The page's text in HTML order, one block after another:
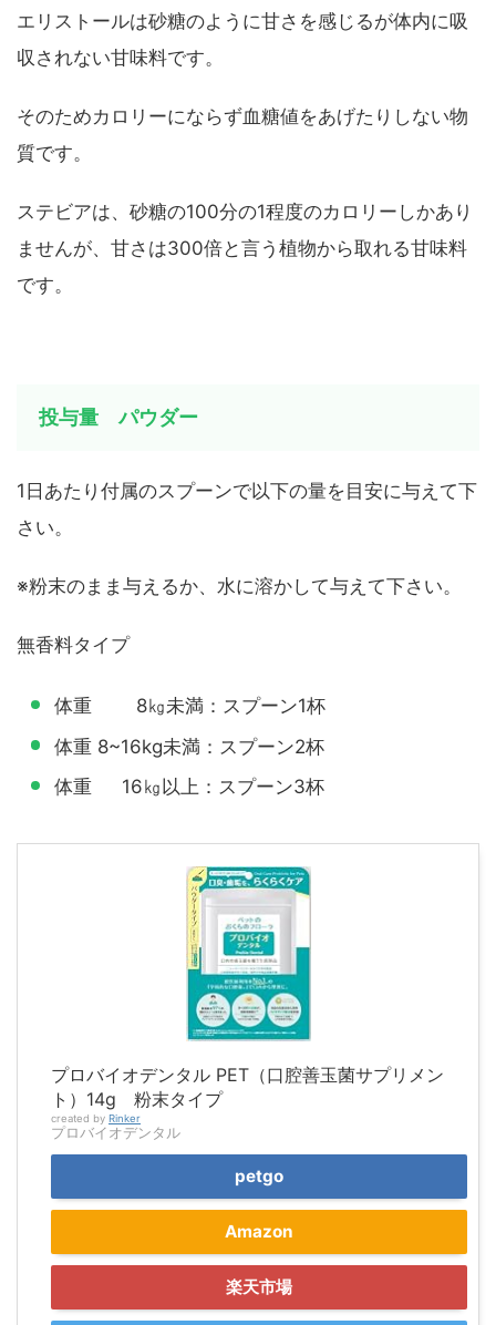
エリストールは砂糖のように甘さを感じるが体内に吸
収されない甘味料です。
そのためカロリーにならず血糖値をあげたりしない物
質です。
ステビアは、砂糖の100分の1程度のカロリーしかあり
ませんが、甘さは300倍と言う植物から取れる甘味料
です。
投与量 パウダー
1日あたり付属のスプーンで以下の量を目安に与えて下
さい。
※粉末のまま与えるか、水に溶かして与えて下さい。
無香料タイプ
体重 8㎏未満：スプーン1杯
体重 8~16kg未満：スプーン2杯
体重 16㎏以上：スプーン3杯
プロバイオデンタル PET（口腔善玉菌サプリメン
ト）14g 粉末タイプ
created by Rinker
プロバイオデンタル
petgo
Amazon
楽天市場